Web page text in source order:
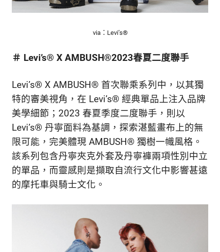
獨
無
二
的
你
和
CBOOK
一
起
找
到
專
via：Levi’s®
＃ Levi’s® X AMBUSH®2023春夏二度聯手
Levi’s® X AMBUSH® 首次聯乘系列中，以其獨
特的審美視角，在 Levi’s® 經典單品上注入品牌
美學細節；2023 春夏季度二度聯手，則以
Levi’s® 丹寧面料為基調，探索湛藍畫布上的無
限可能，完美體現 AMBUSH® 獨樹一幟風格。
該系列包含丹寧夾克外套及丹寧褲兩項性別中立
的單品，而靈感則是擷取自流行文化中影響甚遠
的摩托車與騎士文化。